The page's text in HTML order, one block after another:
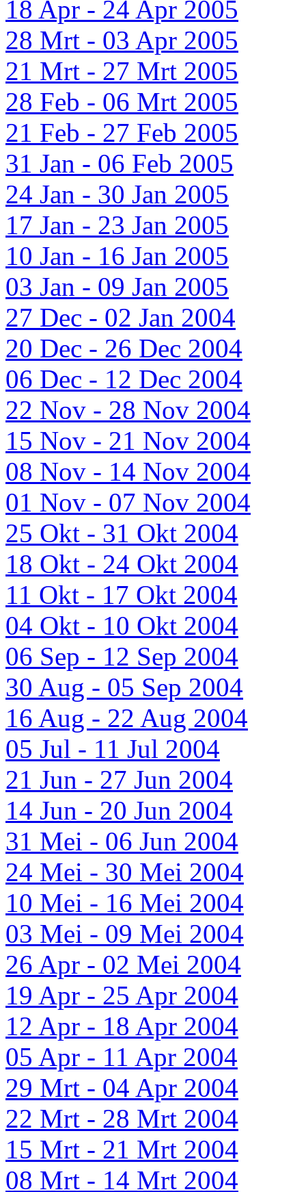
18 Apr - 24 Apr 2005
28 Mrt - 03 Apr 2005
21 Mrt - 27 Mrt 2005
28 Feb - 06 Mrt 2005
21 Feb - 27 Feb 2005
31 Jan - 06 Feb 2005
24 Jan - 30 Jan 2005
17 Jan - 23 Jan 2005
10 Jan - 16 Jan 2005
03 Jan - 09 Jan 2005
27 Dec - 02 Jan 2004
20 Dec - 26 Dec 2004
06 Dec - 12 Dec 2004
22 Nov - 28 Nov 2004
15 Nov - 21 Nov 2004
08 Nov - 14 Nov 2004
01 Nov - 07 Nov 2004
25 Okt - 31 Okt 2004
18 Okt - 24 Okt 2004
11 Okt - 17 Okt 2004
04 Okt - 10 Okt 2004
06 Sep - 12 Sep 2004
30 Aug - 05 Sep 2004
16 Aug - 22 Aug 2004
05 Jul - 11 Jul 2004
21 Jun - 27 Jun 2004
14 Jun - 20 Jun 2004
31 Mei - 06 Jun 2004
24 Mei - 30 Mei 2004
10 Mei - 16 Mei 2004
03 Mei - 09 Mei 2004
26 Apr - 02 Mei 2004
19 Apr - 25 Apr 2004
12 Apr - 18 Apr 2004
05 Apr - 11 Apr 2004
29 Mrt - 04 Apr 2004
22 Mrt - 28 Mrt 2004
15 Mrt - 21 Mrt 2004
08 Mrt - 14 Mrt 2004